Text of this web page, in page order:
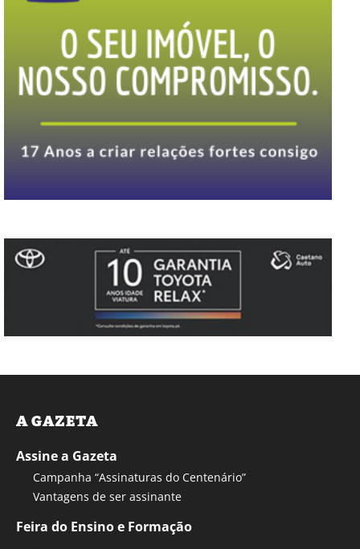
A GAZETA
Assine a Gazeta
Campanha “Assinaturas do Centenário”
Vantagens de ser assinante
Feira do Ensino e Formação